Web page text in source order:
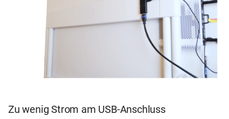
Zu wenig Strom am USB-Anschluss